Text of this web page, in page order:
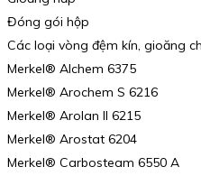
Đóng gói hộp
Các loại vòng đệm kín, gioăng
Merkel® Alchem 6375
Merkel® Arochem S 6216
Merkel® Arolan II 6215
Merkel® Arostat 6204
Merkel® Carbosteam 6550 A